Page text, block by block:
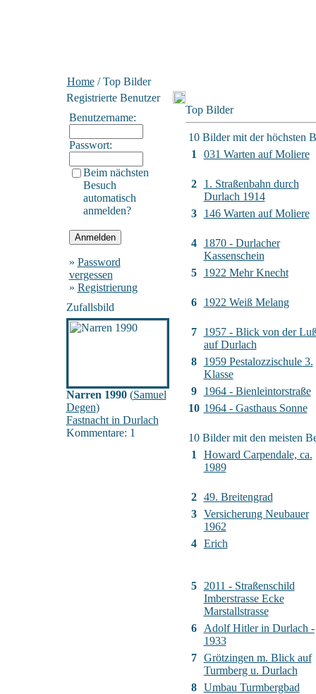
Home/ Top Bilder
Registrierte Benutzer
Benutzername:
Passwort:
Beim nächsten
Besuch
automatisch
anmelden?
» Password
vergessen
» Registrierung
Zufallsbild
Narren 1990(Samuel
Degen)
Fastnacht in Durlach
Kommentare: 1
Top Bilder
10 Bilder mit der höchsten
1
031 Warten auf Moliere
2
1. Straßenbahn durch
Durlach 1914
3
146 Warten auf Moliere
4
1870 - Durlacher
Kassenschein
5
1922 Mehr Knecht
6 1922 Weiß Melang
7
1957 - Blick von der
auf Durlach
8
1959 Pestalozzischule 3.
Klasse
9
1964 - Bienleintorstraße
10 1964 - Gasthaus Sonne
10 Bilder mit den meisten
1
Howard Carpendale, ca.
1989
2
49. Breitengrad
3
Versicherung Neubauer
1962
4
Erich
5
2011 - Straßenschild
Imberstrasse Ecke
Marstallstrasse
6
Adolf Hitler in Durlach -
1933
7
Grötzingen m. Blick auf
Turmberg u. Durlach
8
Umbau Turmbergbad